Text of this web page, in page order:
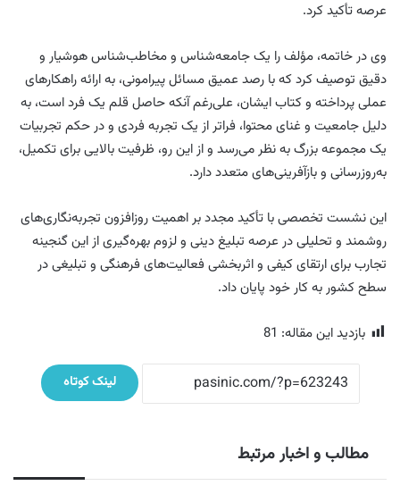
عرصه تأکید کرد.
وی در خاتمه، مؤلف را یک جامعه‌شناس و مخاطب‌شناس هوشیار و
دقیق توصیف کرد که با رصد عمیق مسائل پیرامونی، به ارائه راهکارهای
عملی پرداخته و کتاب ایشان، علی‌رغم آنکه حاصل قلم یک فرد است، به
دلیل جامعیت و غنای محتوا، فراتر از یک تجربه فردی و در حکم تجربیات
یک مجموعه بزرگ به نظر می‌رسد و از این رو، ظرفیت بالایی برای تکمیل،
به‌روزرسانی و بازآفرینی‌های متعدد دارد.
این نشست تخصصی با تأکید مجدد بر اهمیت روزافزون تجربه‌نگاری‌های
روشمند و تحلیلی در عرصه تبلیغ دینی و لزوم بهره‌گیری از این گنجینه
تجارب برای ارتقای کیفی و اثربخشی فعالیت‌های فرهنگی و تبلیغی در
سطح کشور به کار خود پایان داد.
بازدید این مقاله: 81
لینک کوتاه
مطالب و اخبار مرتبط